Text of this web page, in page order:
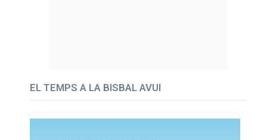
EL TEMPS A LA BISBAL AVUI